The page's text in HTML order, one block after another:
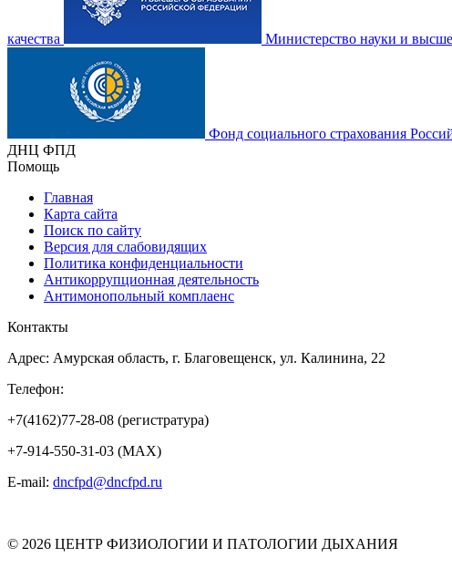
качества Министерство науки и
Фонд социального страхования
ДНЦ ФПД
Помощь
Главная
Карта сайта
Поиск по сайту
Версия для слабовидящих
Политика конфиденциальности
Антикоррупционная деятельность
Антимонопольный комплаенс
Контакты
Адрес: Амурская область, г. Благовещенск, ул. Калинина, 22
Телефон:
+7(4162)77-28-08 (регистратура)
+7-914-550-31-03 (MAX)
E-mail: dncfpd@dncfpd.ru
© 2026 ЦЕНТР ФИЗИОЛОГИИ И ПАТОЛОГИИ ДЫХАНИЯ